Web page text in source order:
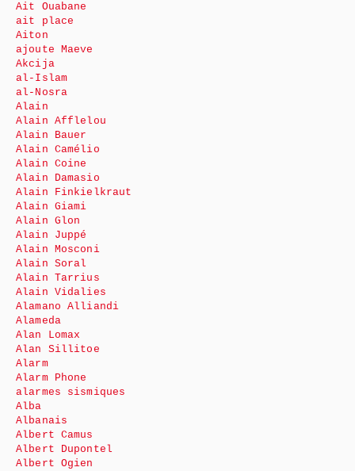
Ait Ouabane
ait place
Aiton
ajoute Maeve
Akcija
al-Islam
al-Nosra
Alain
Alain Afflelou
Alain Bauer
Alain Camélio
Alain Coine
Alain Damasio
Alain Finkielkraut
Alain Giami
Alain Glon
Alain Juppé
Alain Mosconi
Alain Soral
Alain Tarrius
Alain Vidalies
Alamano Alliandi
Alameda
Alan Lomax
Alan Sillitoe
Alarm
Alarm Phone
alarmes sismiques
Alba
Albanais
Albert Camus
Albert Dupontel
Albert Ogien